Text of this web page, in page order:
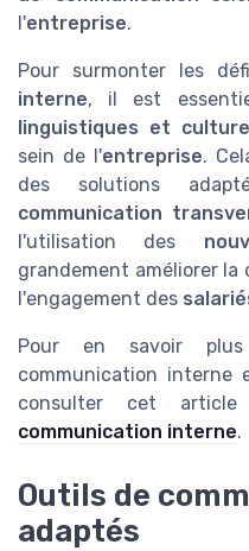
l'entreprise.
Pour surmonter les
interne, il est
linguistiques et
sein de l'entreprise.
des solutions
communication
l'utilisation des
grandement améliorer la
l'engagement des
Pour en savoir
communication interne
consulter cet
communication interne.
Outils de
adaptés